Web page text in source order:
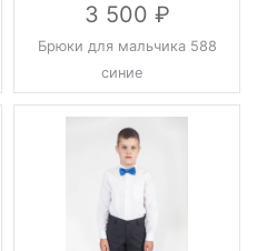
3 500
Брюки для мальчика 588
синие